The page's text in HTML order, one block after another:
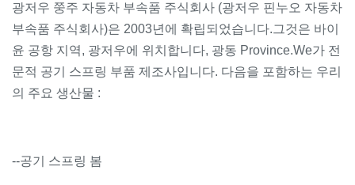
광저우 쭝주 자동차 부속품 주식회사 (광저우 핀누오 자동차
부속품 주식회사)은 2003년에 확립되었습니다.그것은 바이
윤 공항 지역, 광저우에 위치합니다, 광동 Province.We가 전
문적 공기 스프링 부품 제조사입니다. 다음을 포함하는 우리
의 주요 생산물 :
--공기 스프링 봄